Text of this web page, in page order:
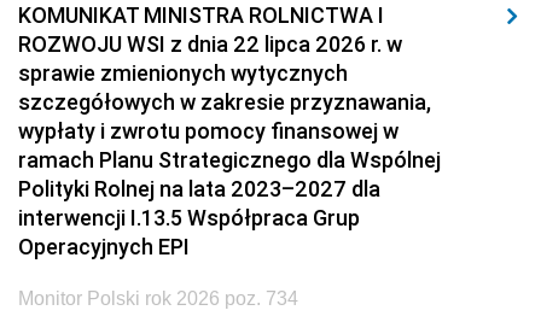
KOMUNIKAT MINISTRA ROLNICTWA I
ROZWOJU WSI z dnia 22 lipca 2026 r. w
sprawie zmienionych wytycznych
szczegółowych w zakresie przyznawania,
wypłaty i zwrotu pomocy finansowej w
ramach Planu Strategicznego dla Wspólnej
Polityki Rolnej na lata 2023–2027 dla
interwencji I.13.5 Współpraca Grup
Operacyjnych EPI
Monitor Polski rok 2026 poz. 734